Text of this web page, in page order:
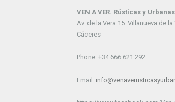
VEN A VER. Rústicas y Urbanas
Av. de la Vera 15. Villanueva de la
Cáceres
Phone: +34 666 621 292
Email: